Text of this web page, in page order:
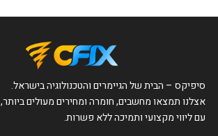
סיפיקס – הבית של הגיימרים והטכנולוגיה בישראל.
אצלנו תמצאו מחשבים, חומרה ומחירים מעולים ביותר,
עם ליווי מקצועי ותמיכה ללא פשרות.